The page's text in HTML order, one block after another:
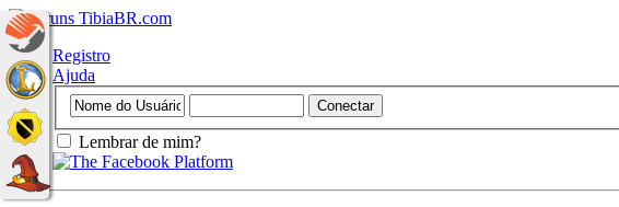
Registro
Ajuda
Lembrar de mim?